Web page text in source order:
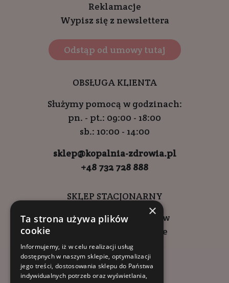
Reklamacje
Wypisz się z newslettera
Odstąp od umowy tutaj
OBSŁUGA KLIENTA
Służymy pomocą w godzinach:
pn. - pt.: 09:00 - 18:00
sb.: 10:00 - 14:00
sklep@kopalnia-zdrowia.pl
+48 732 728 888
SKLEP STACJONARNY
ul. Wadowicka 6, Kraków
Kompleks Buma Square
godziny otwarcia:
9:00 - 18:00 (pon-pt)
10:00 - 14:00 (sob)
×
Ta strona używa plików
cookie
Informujemy, iż w celu realizacji usług
dostępnych w naszym sklepie, optymalizacji
jego treści, dostosowania sklepu do Państwa
indywidualnych potrzeb oraz wyświetlania,